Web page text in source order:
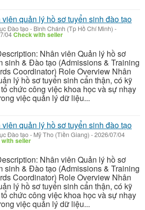
viên quản lý hồ sơ tuyển sinh đào tạo
Đào tạo- Bình Chánh (Tp Hồ Chí Minh) -
04Check with seller
Nhân viên Quản lý hồ sơ
sinh & Đào tạo (Admissions & Training
Coordinator) Role Overview Nhân
lý hồ sơ tuyển sinh cẩn thận, có kỹ
chức công việc khoa học và sự nhạy
việc quản lý dữ liệu...
viên quản lý hồ sơ tuyển sinh đào tạo
Đào tạo- Mỹ Tho (Tiền Giang) -2026/07/04
seller
Nhân viên Quản lý hồ sơ
sinh & Đào tạo (Admissions & Training
Coordinator) Role Overview Nhân
lý hồ sơ tuyển sinh cẩn thận, có kỹ
chức công việc khoa học và sự nhạy
việc quản lý dữ liệu...